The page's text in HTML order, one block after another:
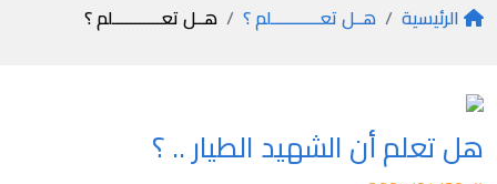
الرئيسية هــل تعـــــــــــلم ؟ هــل تعـــــــــــلم ؟
هل تعلم أن الشهيد الطيار .. ؟